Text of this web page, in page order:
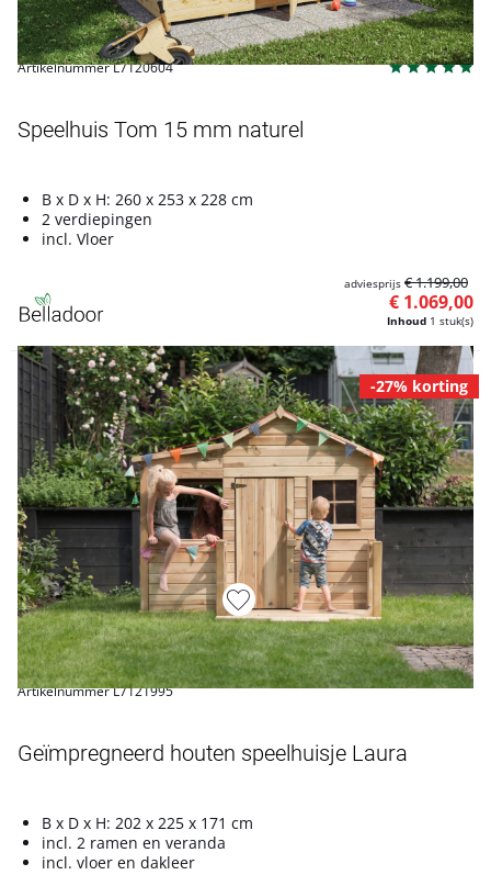
Artikelnummer L7120604
Speelhuis Tom 15 mm naturel
B x D x H: 260 x 253 x 228 cm
2 verdiepingen
incl. Vloer
Inhoud 1 stuk(s)
€ 1.069,00
adviesprijs € 1.199,00
-27% korting
Artikelnummer L7121995
Geïmpregneerd houten speelhuisje Laura
B x D x H: 202 x 225 x 171 cm
incl. 2 ramen en veranda
incl. vloer en dakleer